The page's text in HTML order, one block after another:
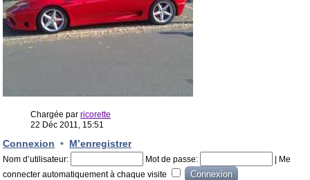
Chargée par ricorette
22 Déc 2011, 15:51
Connexion • M’enregistrer
Nom d’utilisateur: Mot de passe:
Me
connecter automatiquement à chaque visite